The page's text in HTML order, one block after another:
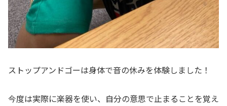
ストップアンドゴーは身体で音の休みを体験しました！
今度は実際に楽器を使い、自分の意思で止まることを覚え